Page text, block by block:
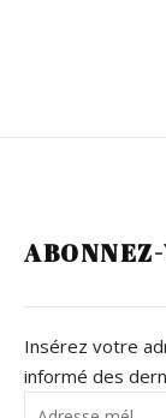
Insérez votre
informé des
Adresse mél